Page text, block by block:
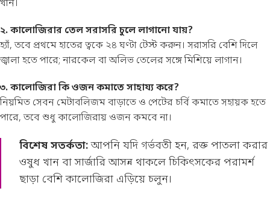
খান।
২. কালোজিরার তেল সরাসরি চুলে লাগানো যায়?
হ্যাঁ, তবে প্রথমে হাতের ত্বকে ২৪ ঘণ্টা টেস্ট করুন। সরাসরি বেশি দিলে
জ্বালা হতে পারে; নারকেল বা অলিভ তেলের সঙ্গে মিশিয়ে লাগান।
৩. কালোজিরা কি ওজন কমাতে সাহায্য করে?
নিয়মিত সেবন মেটাবলিজম বাড়াতে ও পেটের চর্বি কমাতে সহায়ক হতে
পারে, তবে শুধু কালোজিরায় ওজন কমবে না।
বিশেষ সতর্কতা:আপনি যদি গর্ভবতী হন, রক্ত পাতলা করার
ওষুধ খান বা সার্জারি আসন্ন থাকলে চিকিৎসকের পরামর্শ
ছাড়া বেশি কালোজিরা এড়িয়ে চলুন।